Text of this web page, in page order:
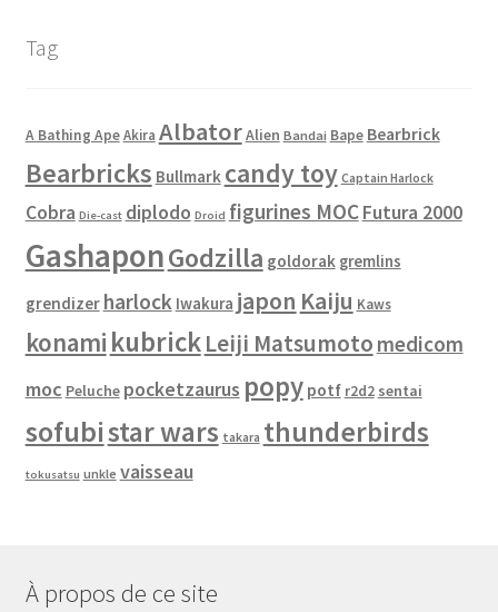
Tag
A Bathing Ape Akira AlbatorAlien Bandai Bape Bearbrick
Bearbricks Bullmark candy toy Captain Harlock
Cobra Die-cast diplodo Droid figurines MOCFutura 2000
GashaponGodzilla goldorak gremlins
grendizer harlock Iwakura japon Kaiju Kaws
konami kubrickLeiji Matsumoto medicom
moc Peluche pocketzaurus popy potf r2d2 sentai
sofubistar wars takara thunderbirds
tokusatsu unkle vaisseau
À propos de ce site